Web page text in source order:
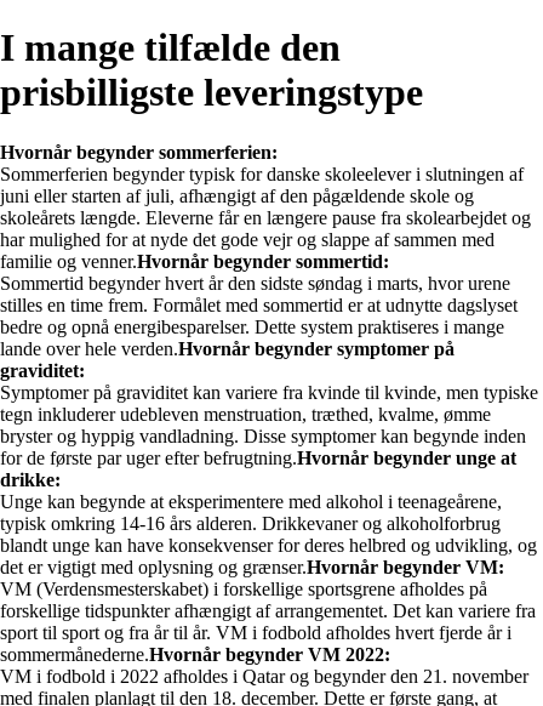
I mange tilfælde den
prisbilligste leveringstype
Hvornår begynder sommerferien:
Sommerferien begynder typisk for danske skoleelever i slutningen af
juni eller starten af juli, afhængigt af den pågældende skole og
skoleårets længde. Eleverne får en længere pause fra skolearbejdet og
har mulighed for at nyde det gode vejr og slappe af sammen med
familie og venner.Hvornår begynder sommertid:
Sommertid begynder hvert år den sidste søndag i marts, hvor urene
stilles en time frem. Formålet med sommertid er at udnytte dagslyset
bedre og opnå energibesparelser. Dette system praktiseres i mange
lande over hele verden.Hvornår begynder symptomer på
graviditet:
Symptomer på graviditet kan variere fra kvinde til kvinde, men typiske
tegn inkluderer udebleven menstruation, træthed, kvalme, ømme
bryster og hyppig vandladning. Disse symptomer kan begynde inden
for de første par uger efter befrugtning.Hvornår begynder unge at
drikke:
Unge kan begynde at eksperimentere med alkohol i teenageårene,
typisk omkring 14-16 års alderen. Drikkevaner og alkoholforbrug
blandt unge kan have konsekvenser for deres helbred og udvikling, og
det er vigtigt med oplysning og grænser.Hvornår begynder VM:
VM (Verdensmesterskabet) i forskellige sportsgrene afholdes på
forskellige tidspunkter afhængigt af arrangementet. Det kan variere fra
sport til sport og fra år til år. VM i fodbold afholdes hvert fjerde år i
sommermånederne.Hvornår begynder VM 2022:
VM i fodbold i 2022 afholdes i Qatar og begynder den 21. november
med finalen planlagt til den 18. december. Dette er første gang, at